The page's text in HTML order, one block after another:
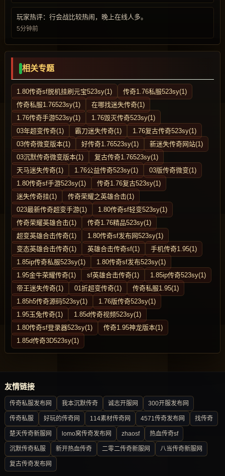
玩家热评：行会战比较热闹，晚上在线人多。
5分钟前
相关专题
1.80传奇sf脱机挂刷元宝523sy(1)
传奇1.76私服523sy(1)
传奇私服1.76523sy(1)
在哪找迷失传奇(1)
1.76传奇手游523sy(1)
1.76毁灭传奇523sy(1)
03年超变传奇(1)
霸刀迷失传奇(1)
1.76复古传奇523sy(1)
03传奇微变版本(1)
好传奇1.76523sy(1)
新迷失传奇网站(1)
03沉默传奇微变版本(1)
复古传奇1.76523sy(1)
天马迷失传奇(1)
1.76公益传奇523sy(1)
03版传奇微变(1)
1.80传奇sf手游523sy(1)
传奇1.76复古523sy(1)
迷失传奇挂(1)
传奇荣耀之英雄合击(1)
023最新传奇超变手游(1)
1.80传奇sf轻变523sy(1)
传奇荣耀英雄合击(1)
传奇1.76精品523sy(1)
超变英雄合击传奇(1)
1.80传奇sf发布网523sy(1)
变态英雄合击传奇(1)
英雄合击传奇sf(1)
手机传奇1.95(1)
1.85ip传奇私服523sy(1)
1.80传奇sf发布523sy(1)
1.95金牛荣耀传奇(1)
sf英雄合击传奇(1)
1.85ip传奇523sy(1)
帝王迷失传奇(1)
01折超变传奇(1)
传奇私服1.95(1)
1.85h5传奇源码523sy(1)
1.76版传奇523sy(1)
1.95玉兔传奇(1)
1.85d传奇视频523sy(1)
1.80传奇sf登录器523sy(1)
传奇1.95神龙版本(1)
1.85d传奇3D523sy(1)
友情链接
传奇私服发布网 我本沉默传奇 诚志开服网 300开服发布网
传奇私服 好玩的传奇网 114素材传奇网 4571传奇发布网 找传奇
楚天传奇新服网 lomo窝传奇发布网 zhaosf 热血传奇sf
沉默传奇私服 新开热血传奇 二零二传奇新服网 八当传奇新服网
复古传奇发布网